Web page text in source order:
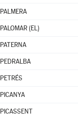
PALMERA
PALOMAR (EL)
PATERNA
PEDRALBA
PETRÉS
PICANYA
PICASSENT